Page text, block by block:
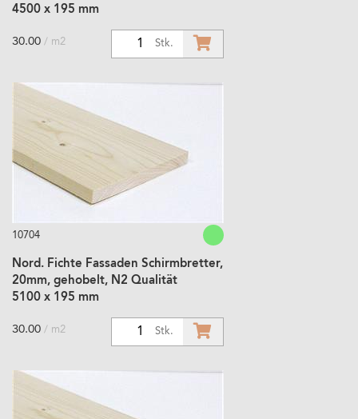
4500 x 195 mm
Stk.
30.00 / m2
10704
Nord. Fichte Fassaden Schirmbretter,
20mm, gehobelt, N2 Qualität
5100 x 195 mm
Stk.
30.00 / m2